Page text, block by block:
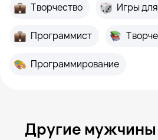
Творчество Игры
Программист
Программирование
Другие